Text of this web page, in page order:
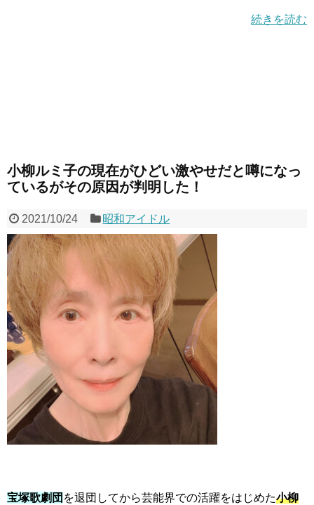
続きを読む
小柳ルミ子の現在がひどい激やせだと噂になっ
ているがその原因が判明した！
2021/10/24 昭和アイドル
宝塚歌劇団 を退団してから芸能界での活躍をはじめた小柳